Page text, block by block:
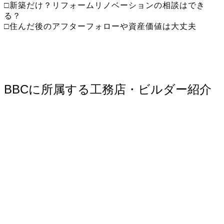
□新築だけ？リフォームリノベーションの相談はでき
る？
□住んだ後のアフターフォローや資産価値は大丈夫
BBCに所属する工務店・ビルダー紹介